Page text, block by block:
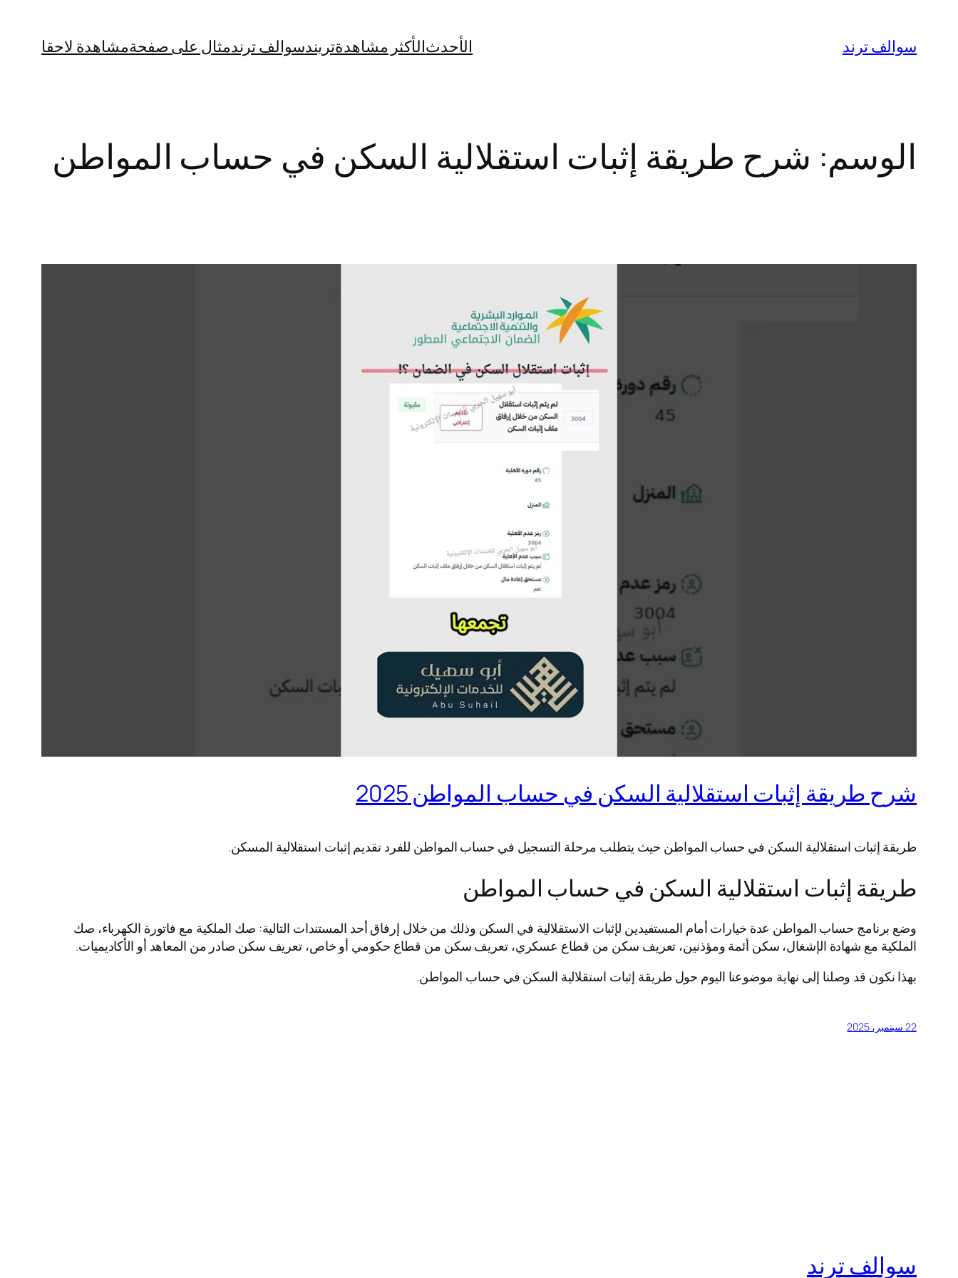
المحتوى
سوالف ترند الأحدثالأكثر مشاهدةتريندسوالف ترندمثال على صفحةمشاهدة لاحقا
الوسم: شرح طريقة إثبات استقلالية السكن في حساب المواطن
شرح طريقة إثبات استقلالية السكن في حساب المواطن 2025
طريقة إثبات استقلالية السكن في حساب المواطن حيث يتطلب مرحلة التسجيل في حساب المواطن للفرد تقديم إثبات استقلالية المسكن.
طريقة إثبات استقلالية السكن في حساب المواطن
وضع برنامج حساب المواطن عدة خيارات أمام المستفيدين لإثبات الاستقلالية في السكن وذلك من خلال إرفاق أحد المستندات التالية: صك الملكية مع فاتورة الكهرباء، صك
الملكية مع شهادة الإشغال، سكن أئمة ومؤذنين، تعريف سكن من قطاع عسكري، تعريف سكن من قطاع حكومي أو خاص، تعريف سكن صادر من المعاهد أو الأكاديميات.
بهذا نكون قد وصلنا إلى نهاية موضوعنا اليوم حول طريقة إثبات استقلالية السكن في حساب المواطن.
22 سبتمبر، 2025
سوالف ترند